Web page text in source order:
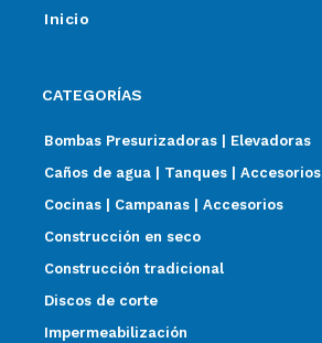
Inicio
CATEGORÍAS
Bombas Presurizadoras | Elevadoras
Caños de agua | Tanques | Accesorios
Cocinas | Campanas | Accesorios
Construcción en seco
Construcción tradicional
Discos de corte
Impermeabilización